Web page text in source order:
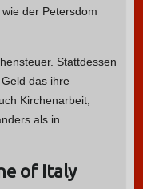
der Petersdom
Stattdessen
das ihre
Kirchenarbeit,
als in
of Italy